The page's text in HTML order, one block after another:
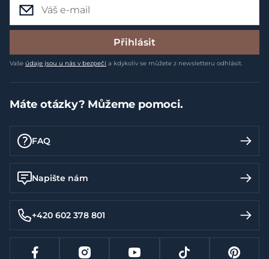
Přihlásit
Vaše údaje jsou u nás v bezpečí a kdykoliv se můžete z newsletteru odhlásit.
Máte otázky? Můžeme pomoci.
FAQ
Napište nám
+420 602 378 801